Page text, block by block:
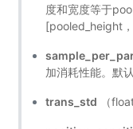
度和宽度等于
[pooled_height
加消耗性能。默
trans_std （